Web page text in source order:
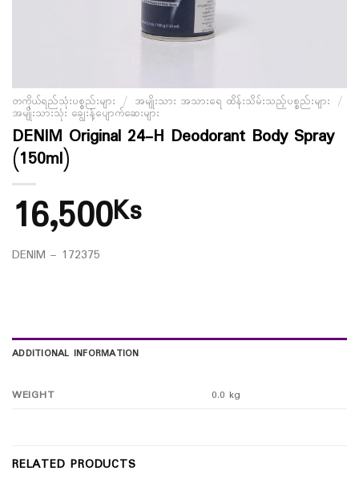
တကိုယ်ရည်သုံးပစ္စည်းများ / အမျိုးသား အသားရေ ထိန်းသိမ်းသည့်ပစ္စည်းများ /
အမျိုးသားသုံး ချွေးနံ့ပျောက်ဆေးများ
DENIM Original 24-H Deodorant Body Spray
(150ml)
16,500Ks
DENIM – 172375
ADDITIONAL INFORMATION
WEIGHT 0.0 kg
RELATED PRODUCTS